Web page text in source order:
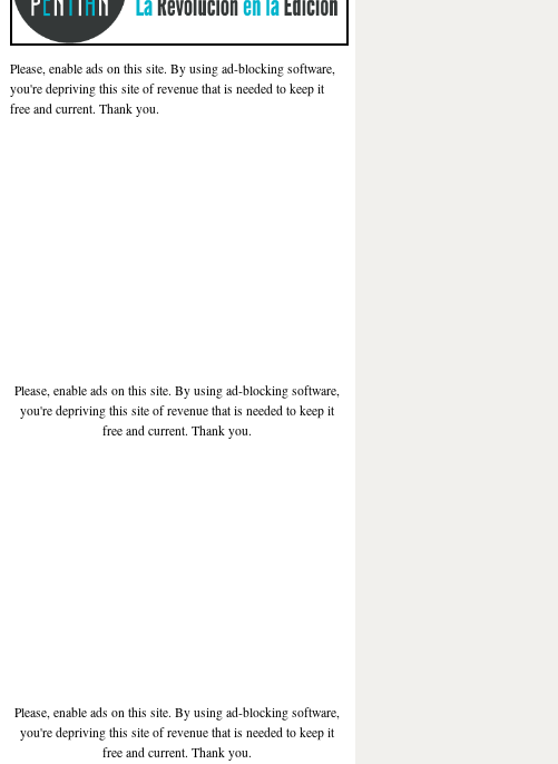
Please, enable ads on this site. By using ad-blocking software,
you're depriving this site of revenue that is needed to keep it
free and current. Thank you.
Please, enable ads on this site. By using ad-blocking software,
you're depriving this site of revenue that is needed to keep it
free and current. Thank you.
Please, enable ads on this site. By using ad-blocking software,
you're depriving this site of revenue that is needed to keep it
free and current. Thank you.